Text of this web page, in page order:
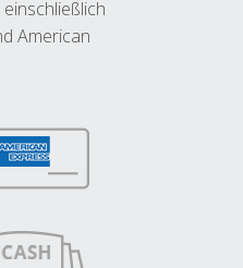
American